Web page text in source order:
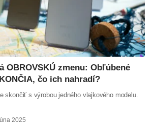
OBROVSKÚ zmenu: Obľúbené
čo ich nahradí?
skončiť s výrobou jedného vlajkového modelu.
2025